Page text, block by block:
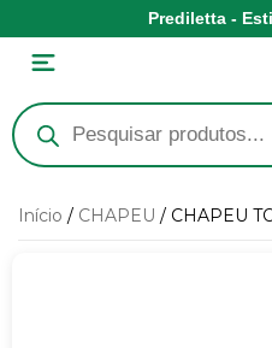
Prediletta -
Início / CHAPEU / CHAPEU